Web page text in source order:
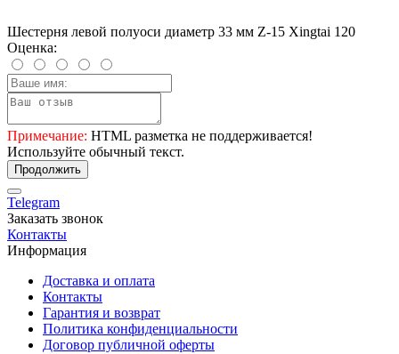
Шестерня левой полуоси диаметр 33 мм Z-15 Xingtai 120
Оценка:
Примечание: HTML разметка не поддерживается!
Используйте обычный текст.
Продолжить
Telegram
Заказать звонок
Контакты
Информация
Доставка и оплата
Контакты
Гарантия и возврат
Политика конфиденциальности
Договор публичной оферты